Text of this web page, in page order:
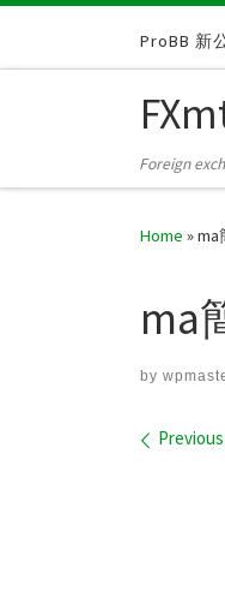
Skip to contentProBB 新
Foreign
Home »ma
ma
by
Previous